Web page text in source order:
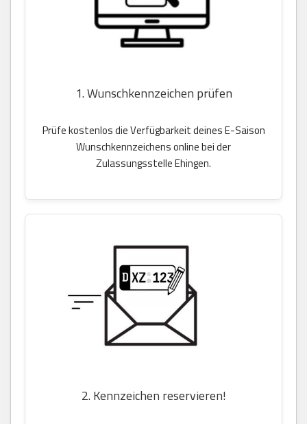
1. Wunschkennzeichen prüfen
Prüfe kostenlos die Verfügbarkeit deines E-Saison
Wunschkennzeichens online bei der
Zulassungsstelle Ehingen.
2. Kennzeichen reservieren!